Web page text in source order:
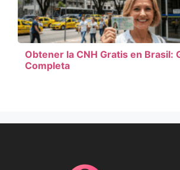
Obtener la CNH Gratis en Brasil:
Completa